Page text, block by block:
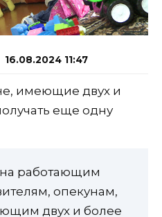
16.08.2024 11:47
имеющие двух и
еще одну
работающим
опекунам,
двух и более